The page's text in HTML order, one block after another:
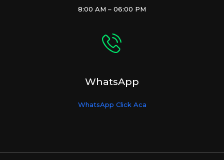
8:00 AM – 06:00 PM
WhatsApp
WhatsApp Click Aca